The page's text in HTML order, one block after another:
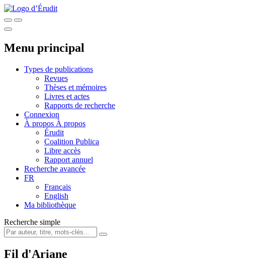
Menu principal
Types de publications
Revues
Thèses et mémoires
Livres et actes
Rapports de recherche
Connexion
À propos À propos
Érudit
Coalition Publica
Libre accès
Rapport annuel
Recherche avancée
FR
Français
English
Ma bibliothèque
Recherche simple
Fil d'Ariane